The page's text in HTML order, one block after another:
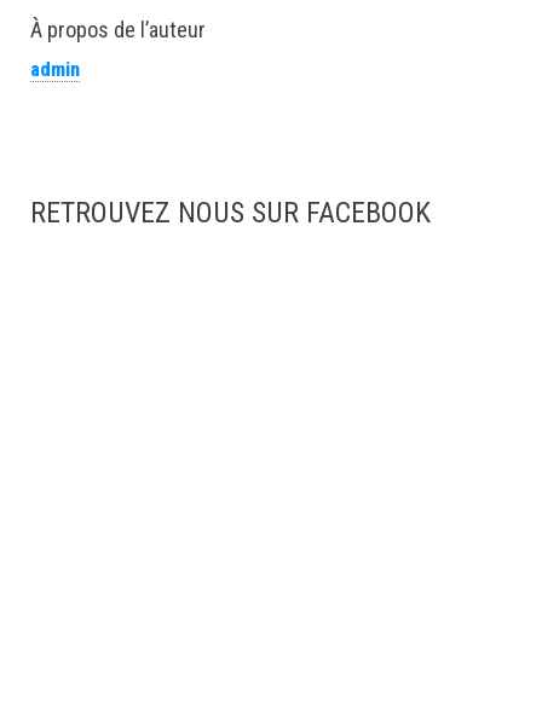
À propos de l’auteur
admin
RETROUVEZ NOUS SUR FACEBOOK